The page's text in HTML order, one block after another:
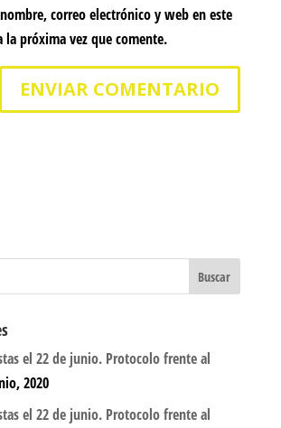
correo electrónico y web en este
la próxima vez que comente.
el 22 de junio. Protocolo frente al
2020
el 22 de junio. Protocolo frente al